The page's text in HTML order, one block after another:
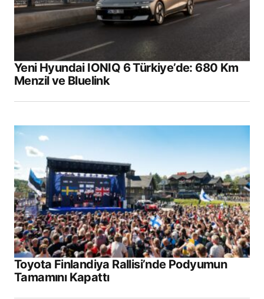
Yeni Hyundai IONIQ 6 Türkiye’de: 680 Km
Menzil ve Bluelink
Toyota Finlandiya Rallisi’nde Podyumun
Tamamını Kapattı